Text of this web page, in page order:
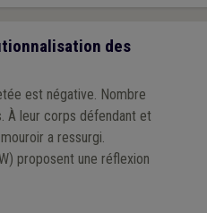
des
est négative. Nombre
À leur corps défendant et
a ressurgi.
proposent une réflexion